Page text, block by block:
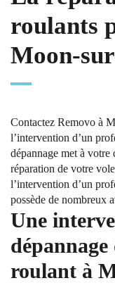
roulants
Moon-
Contactez Removo à
l’intervention d’un
dépannage met à
réparation de votre
l’intervention d’un
possède de nombreux
Une
roulant à